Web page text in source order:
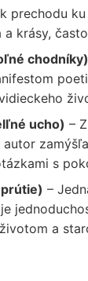
prechodu
a krásy,
chodníky)
ucho) –
s
–
a